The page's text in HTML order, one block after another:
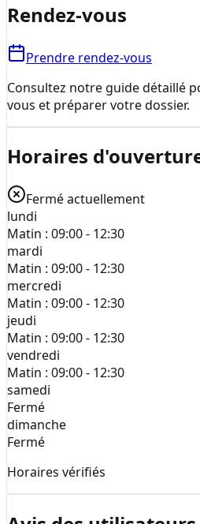
Rendez-vous
Prendre rendez-vous
Consultez notre guide détaillé
vous et préparer votre dossier.
Horaires
Fermé actuellement
lundi
Matin : 09:00 - 12:30
mardi
Matin : 09:00 - 12:30
mercredi
Matin : 09:00 - 12:30
jeudi
Matin : 09:00 - 12:30
vendredi
Matin : 09:00 - 12:30
samedi
Fermé
dimanche
Fermé
Horaires vérifiés